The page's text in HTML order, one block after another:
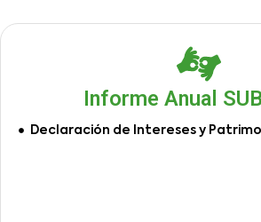
Informe Anual
Declaración de Intereses y